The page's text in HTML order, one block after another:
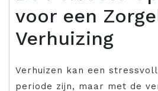
voor een
Verhuizing
Verhuizen kan een
periode zijn, maar met de